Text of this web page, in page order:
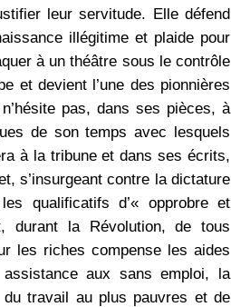
leur servitude. Elle défend
illégitime et plaide pour
à un théâtre sous le contrôle
et devient l’une des pionnières
pas, dans ses pièces, à
de son temps avec lesquels
à la tribune et dans ses écrits,
s’insurgeant contre la dictature
qualificatifs d’« opprobre et
durant la Révolution, de tous
les riches compense les aides
aux sans emploi, la
du travail au plus pauvres et de